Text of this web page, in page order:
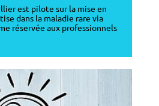
est pilote sur la mise en
dans la maladie rare via
réservée aux professionnels